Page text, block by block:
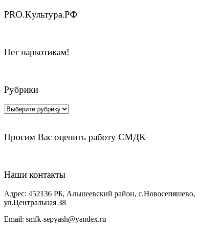
PRO.Kультура.РФ
Нет наркотикам!
Рубрики
Рубрики
Просим Вас оценить работу СМДК
Наши контакты
Адрес: 452136 РБ, Альшеевский район, с.Новосепяшево,
ул.Центральная 38
Email: smfk-sepyash@yandex.ru